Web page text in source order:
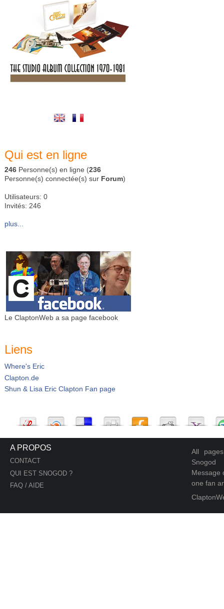
Qui est en ligne
246 Personne(s) en ligne (236
Personne(s) connectée(s) sur Forum)
Utilisateurs: 0
Invités: 246
plus...
Le ClaptonWeb a sa page facebook
Liens
Where's Eric
Clapton.de
Shun & Lisa Eric Clapton Fan page
A PROPOS
CONTACT
QUI EST SNOGOD ?
FAQ / AIDE
All
Snogod
Message
one fan